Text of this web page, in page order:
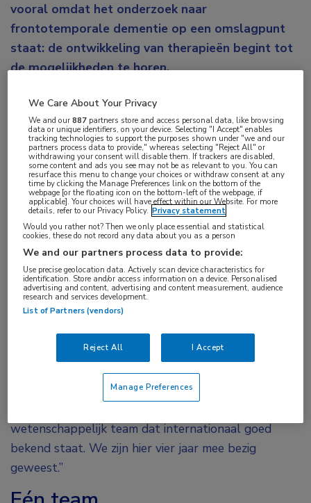
vooral omdat het onderzoek naar
frontotemporale dementie op een omslagpunt
staat: de ontwikkeling van therapieën begint tot
de mogelijkheden te horen.
Pijnenburg, die al 20 jaar als wetenschapper actief is
op het gebied van frontotemporale dementie, heeft
goede redenen om het recente ISFTD-congres als
de kroon op haar werk te beschouwen. Maar wie
denkt dat het haar in de schoot is komen vallen,
heeft het mis. Het is niet zo dat ieder land dat lid is
automatisch een keer aan de beurt komt om deze
hoog aangeschreven bijeenkomst te mogen
organiseren. “Het is een wedstrijd”, vertelt ze. “De
ISFTD is een internationale vereniging van
wetenschappers die zelf niet de middelen heeft om
een congres te organiseren. Als je dat als land wilt
doen, moet je er eensite bidvoor indienen. Je moet
laten zien dat je een geschikte locatie hebt die goed
bereikbaar is vanaf het vliegveld, en dat de stad
waarin je het organiseert een interessante locatie is
wetenschappelijk team dat internationaal goed
bekend staat. We zijn hier vier jaar mee bezig
geweest.”
We Care About Your Privacy
We and our887 partners store and access personal data, like browsing
data or unique identifiers, on your device. Selecting "I Accept" enables
tracking technologies to support the purposes shown under "we and our
partners process data to provide," whereas selecting "Reject All" or
withdrawing your consent will disable them. If trackers are disabled,
some content and ads you see may not be as relevant to you. You can
resurface this menu to change your choices or withdraw consent at any
time by clicking the Manage Preferences link on the bottom of the
webpage [or the floating icon on the bottom-left of the webpage, if
applicable]. Your choices will have effect within our Website. For more
details, refer to our Privacy Policy. Privacy statement
Would you rather not? Then we only place essential and statistical
cookies, these do not record any data about you as a person
We and our partners process data to provide:
Use precise geolocation data. Actively scan device characteristics for
identification. Store and/or access information on a device. Personalised
advertising and content, advertising and content measurement, audience
research and services development.
List of Partners (vendors)
Reject All I Accept
Manage Preferences